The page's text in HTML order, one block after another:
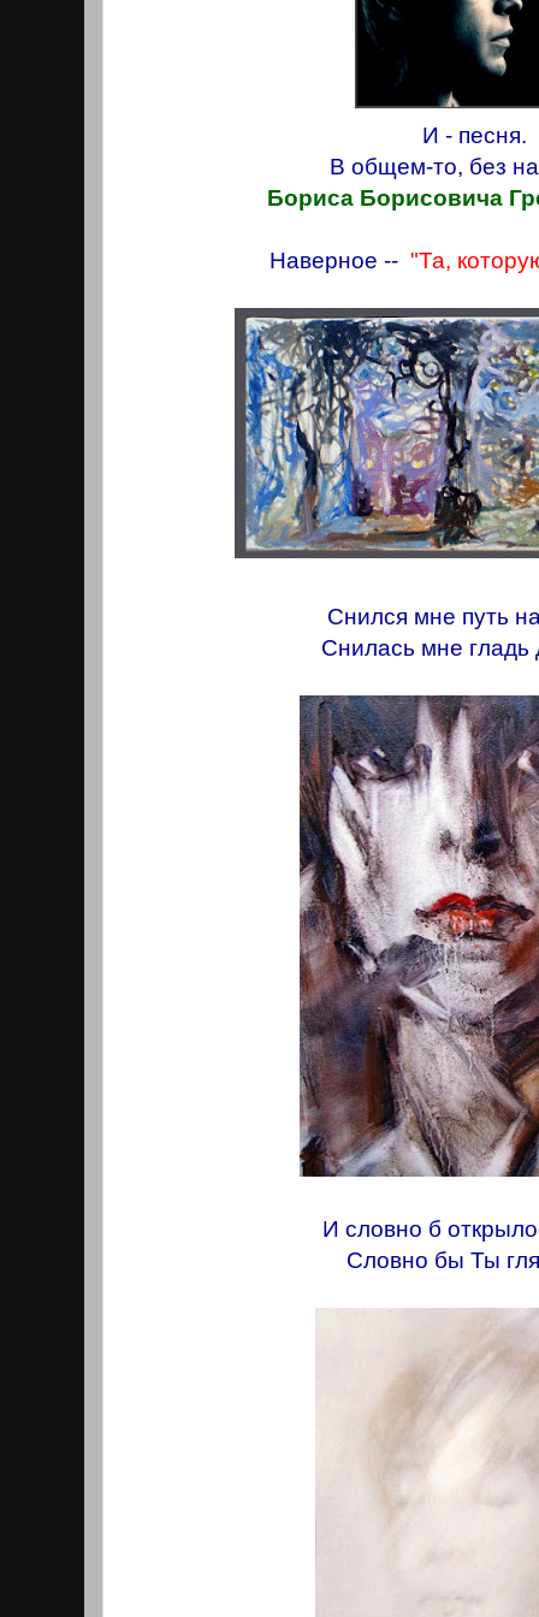
И - песня.
В общем-то, без
Бориса Борисовича
Наверное -- "Та,
Снился мне путь
Снилась мне гладь
И словно б
Словно бы Ты